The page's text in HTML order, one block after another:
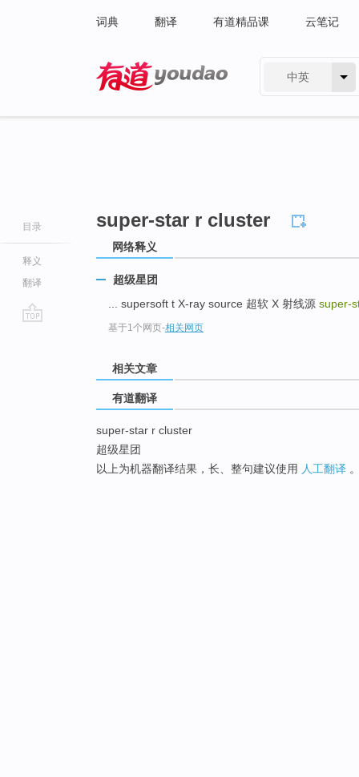
词典 翻译 有道精品课 云笔记
中英
目录
释义
翻译
super-star r cluster
网络释义
超级星团
... supersoft t X-ray source 超软 X 射线源 super-
基于1个网页-相关网页
相关文章
有道翻译
super-star r cluster
超级星团
以上为机器翻译结果，长、整句建议使用 人工翻译